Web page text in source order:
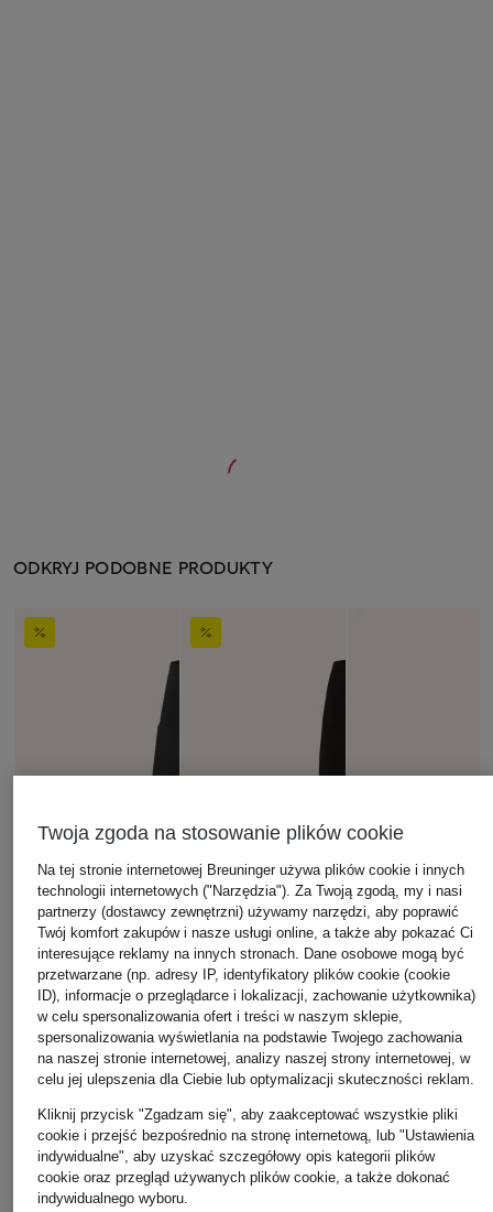
ODKRYJ PODOBNE PRODUKTY
Twoja zgoda na stosowanie plików cookie
Na tej stronie internetowej Breuninger używa plików cookie i innych
technologii internetowych ("Narzędzia"). Za Twoją zgodą, my i nasi
partnerzy (dostawcy zewnętrzni) używamy narzędzi, aby poprawić
Twój komfort zakupów i nasze usługi online, a także aby pokazać Ci
interesujące reklamy na innych stronach. Dane osobowe mogą być
przetwarzane (np. adresy IP, identyfikatory plików cookie (cookie
ID), informacje o przeglądarce i lokalizacji, zachowanie użytkownika)
w celu spersonalizowania ofert i treści w naszym sklepie,
spersonalizowania wyświetlania na podstawie Twojego zachowania
na naszej stronie internetowej, analizy naszej strony internetowej, w
celu jej ulepszenia dla Ciebie lub optymalizacji skuteczności reklam.
Kliknij przycisk "Zgadzam się", aby zaakceptować wszystkie pliki
cookie i przejść bezpośrednio na stronę internetową, lub "Ustawienia
indywidualne", aby uzyskać szczegółowy opis kategorii plików
cookie oraz przegląd używanych plików cookie, a także dokonać
indywidualnego wyboru.